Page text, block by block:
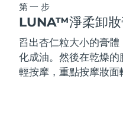
第一步
LUNA™淨柔卸妝
舀出杏仁粒大小的膏
化成油。然後在乾燥
輕按摩，重點按摩妝面